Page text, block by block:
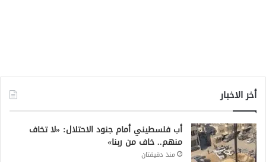
أخر الاخبار
أب فلسطيني أمام جنود الاحتلال: «لا تخاف
منهم.. خاف من ربنا»
منذ دقيقتان